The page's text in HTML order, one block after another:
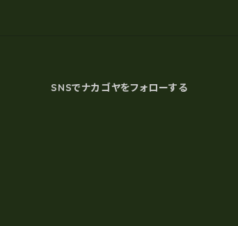
SNSでナカゴヤをフォローする